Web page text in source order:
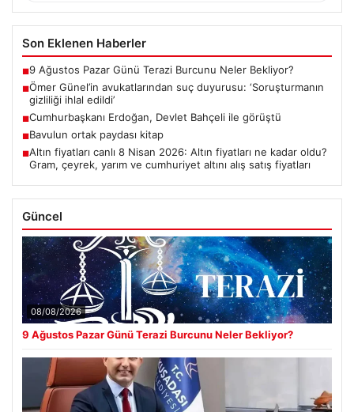
Son Eklenen Haberler
■9 Ağustos Pazar Günü Terazi Burcunu Neler Bekliyor?
■Ömer Günel’in avukatlarından suç duyurusu: ‘Soruşturmanın
gizliliği ihlal edildi’
■Cumhurbaşkanı Erdoğan, Devlet Bahçeli ile görüştü
■Bavulun ortak paydası kitap
■Altın fiyatları canlı 8 Nisan 2026: Altın fiyatları ne kadar oldu?
Gram, çeyrek, yarım ve cumhuriyet altını alış satış fiyatları
Güncel
08/08/2026
9 Ağustos Pazar Günü Terazi Burcunu Neler Bekliyor?